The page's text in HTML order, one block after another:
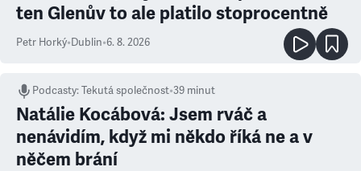
ten Glenův to ale platilo stoprocentně
Petr Horký•Dublin•6. 8. 2026
Podcasty:Tekutá společnost•39 minut
Natálie Kocábová: Jsem rváč a
nenávidím, když mi někdo říká ne a v
něčem brání